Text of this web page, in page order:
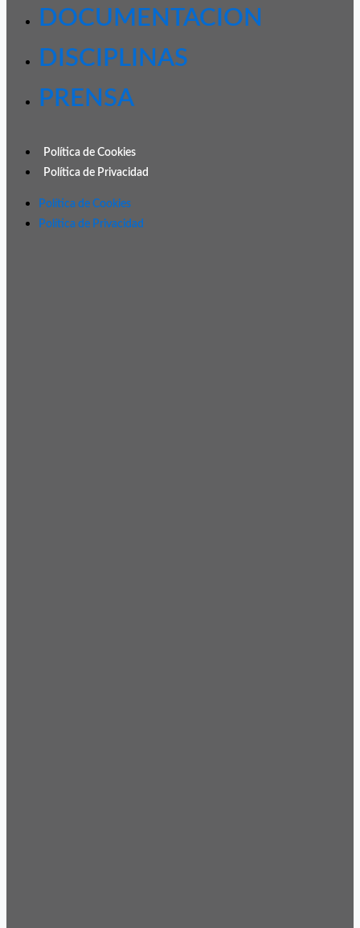
DOCUMENTACION
DISCIPLINAS
PRENSA
Política de Cookies
Política de Privacidad
Política de Cookies
Política de Privacidad